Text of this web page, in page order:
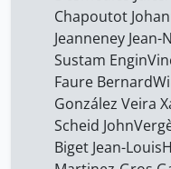
Chapoutot
Jeanneney Jean-
Sustam Engin
Faure Bernard
González Veira
Scheid John
Biget Jean-Louis